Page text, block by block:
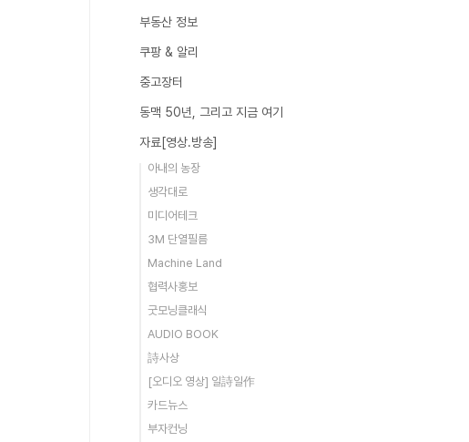
부동산 정보
쿠팡 & 알리
중고장터
동맥 50년, 그리고 지금 여기
자료[영상.방송]
아내의 농장
생각대로
미디어테크
3M 단열필름
Machine Land
협력사홍보
굿모닝클래식
AUDIO BOOK
詩사상
[오디오 영상] 일詩일作
카드뉴스
부자컨닝